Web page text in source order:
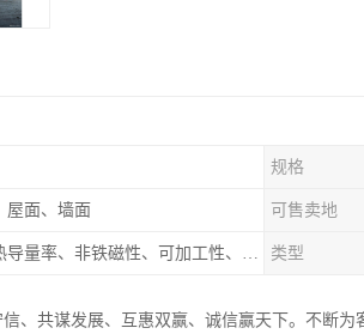
规格
屋面、墙面 可售卖地
抗腐蚀性、热导量率、非铁磁性、可加工性、可成形性、回收性 类型
、共谋发展、互惠双赢、诚信赢天下。不断